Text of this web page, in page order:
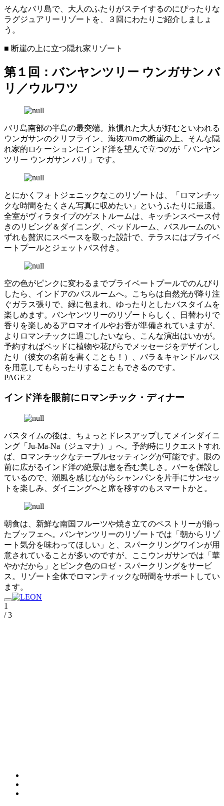
そんなバリ島で、大人のふたりがステイするのにぴったりな
ラグジュアリーリゾートを、３回にわたりご紹介しましょ
う。
■ 断崖の上に立つ隠れ家リゾート
第１回：バンヤンツリー ウンガサン バ
リ／ウルワツ
バリ島南部の半島の最突端。旅慣れた大人が好むといわれる
ウンガサンのクリフライン、海抜70ｍの断崖の上。そんな隠
れ家的ロケーションにインド洋を望んで立つのが「バンヤン
ツリー ウンガサン バリ」です。
とにかくフォトジェニックなこのリゾートは、「ロマンチッ
クな時間をたくさん写真に収めたい」というふたりに最適。
全室がヴィラタイプのゲストルームは、キッチンスペース付
きのリビング＆ダイニング、ベッドルーム、バスルームのい
ずれも贅沢にスペースを取った設計で、テラスにはプライベ
ートプールとジェットバス付き。
空の色がピンクに変わるまでプライベートプールでのんびり
したら、インドアのバスルームへ。こちらは自然光が降り注
ぐガラス張りで、緑に包まれ、ゆったりとしたバスタイムを
楽しめます。バンヤンツリーのリゾートらしく、日替わりで
香りを楽しめるアロマオイルやお香が準備されていますが、
よりロマンチックに過ごしたいなら、こんな演出はいかが。
予約すればベッドに植物や花びらでメッセージをデザインし
たり（彼女の名前を書くことも！）、バラ＆キャンドルバス
を用意してもらったりすることもできるのです。
PAGE 2
インド洋を眼前にロマンチック・ディナー
バスタイムの後は、ちょっとドレスアップしてメインダイニ
ング「Ju-Ma-Na（ジュマナ）」へ。予約時にリクエストすれ
ば、ロマンチックなテーブルセッティングが可能です。眼の
前に広がるインド洋の絶景は息を呑む美しさ。バーを併設し
ているので、潮風を感じながらシャンパンを片手にサンセッ
トを楽しみ、ダイニングへと席を移すのもスマートかと。
朝食は、新鮮な南国フルーツや焼き立てのペストリーが揃っ
たブッフェへ。バンヤンツリーのリゾートでは「朝からリゾ
ート気分を味わってほしい」と、スパークリングワインが用
意されていることが多いのですが、ここウンガサンでは「華
やかだから」とピンク色のロゼ・スパークリングをサービ
ス。リゾート全体でロマンティックな時間をサポートしてい
ます。
1
/ 3